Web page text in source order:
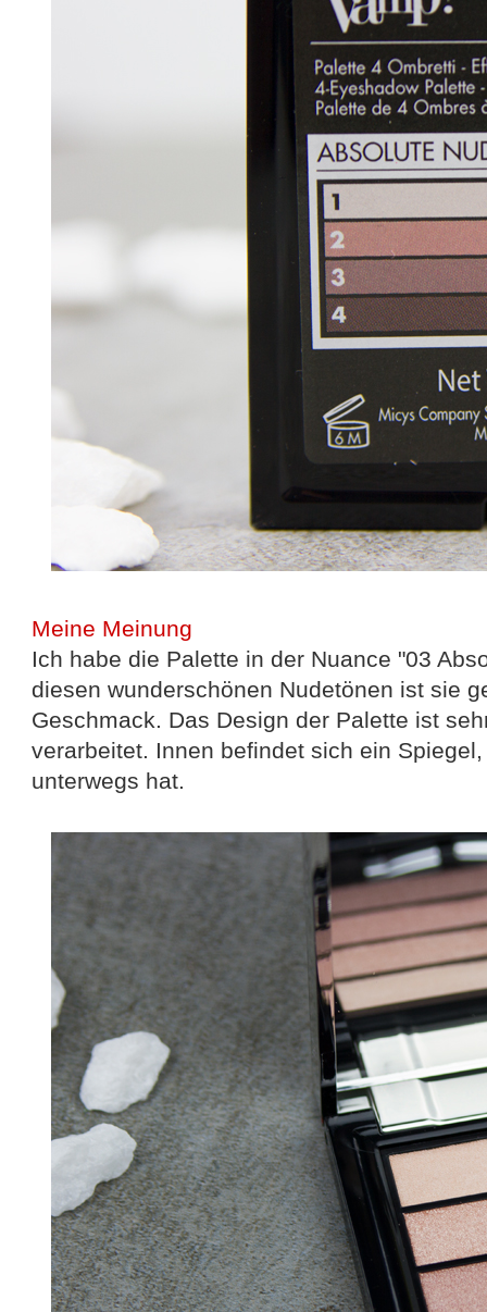
Meine Meinung
Ich habe die Palette in der Nuance "03
diesen wunderschönen Nudetönen ist sie
Geschmack. Das Design der Palette ist
verarbeitet. Innen befindet sich ein
unterwegs hat.